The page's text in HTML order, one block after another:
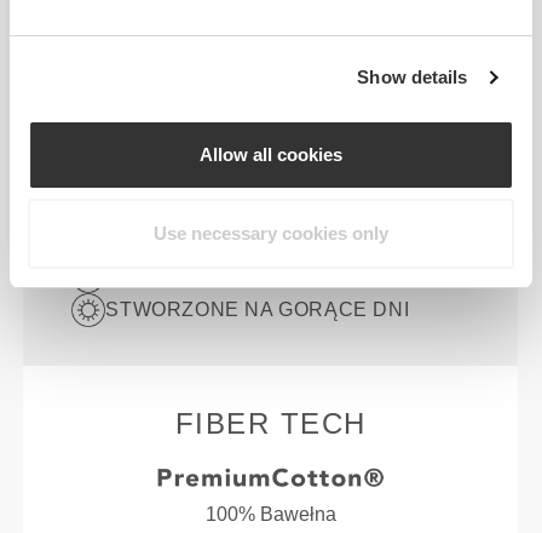
Show details
Allow all cookies
Use necessary cookies only
NAJWAŻNIEJSZE CECHY
DO UŻYTKU WEWNĄTRZ I NA
STWORZONE NA GORĄCE DNI
FIBER TECH
100% Bawełna